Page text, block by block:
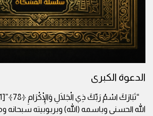
الدعوة الكبرى
الله الحسنى وباسمه (الله) وبربوبيته سبحانه